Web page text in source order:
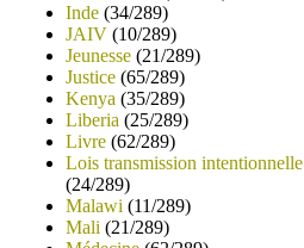
Inde (34/289)
JAIV (10/289)
Jeunesse (21/289)
Justice (65/289)
Kenya (35/289)
Liberia (25/289)
Livre (62/289)
Lois transmission intentionnelle
(24/289)
Malawi (11/289)
Mali (21/289)